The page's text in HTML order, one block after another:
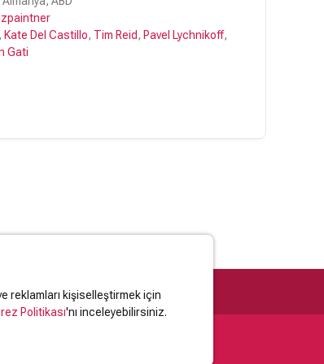
, Kate Del Castillo, Tim Reid, Pavel Lychnikoff,
Gati
reklamları kişiselleştirmek için
Politikası'nı inceleyebilirsiniz.